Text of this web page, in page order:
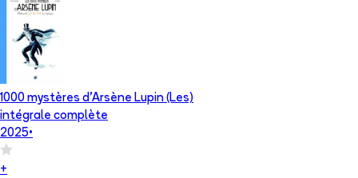
1000 mystères d'Arsène Lupin (Les)
intégrale complète
2025•
+